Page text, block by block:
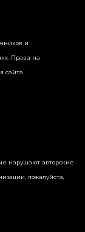
и
Права на
сайта
нарушают авторские
пожалуйста,